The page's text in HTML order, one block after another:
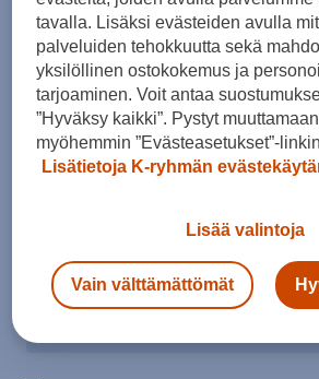
Kokotaulukko
Lisää ostoskoriin
tavalla. Lisäksi evästeiden avulla
palveluiden tehokkuutta sekä
yksilöllinen ostokokemus ja
tarjoaminen. Voit antaa
”Hyväksy kaikki”. Pystyt
myöhemmin ”Evästeasetukset”-
Lisätietoja K-ryhmän
Lisää valintoja
Vain välttämättömät